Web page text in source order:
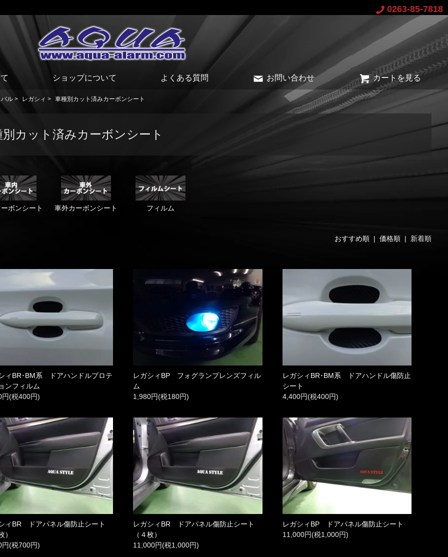
0263-85-7818
ショップについて よくある質問 お問い合わせ カートを見る
ル > レガシィ > 車種別カット済みカーボンシート
別カット済みカーボンシート
ボンシート 車外カーボンシート フィルム
おすすめ順| 価格順| 新着順
ィBR･BM系 ドアハンドルプロテ
ンフィルム
円(税400円)
レガシィBP フォグランプレンズフィル
ム
1,980円(税180円)
レガシィBR･BM系 ドアハンドル傷防止
シート
4,400円(税400円)
ィBR ドアパネル傷防止シート
）
円(税700円)
レガシィBR ドアパネル傷防止シート
（４枚）
11,000円(税1,000円)
レガシィBP ドアパネル傷防止シート
11,000円(税1,000円)